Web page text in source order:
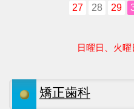
27
28 29
日曜日、火曜
矯正歯科